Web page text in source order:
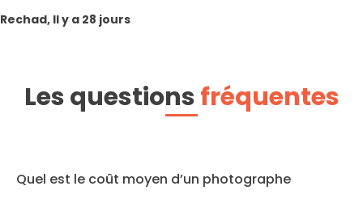
Rechad, Il y a 28 jours
Les questionsfréquentes
Quel est le coût moyen d’un photographe